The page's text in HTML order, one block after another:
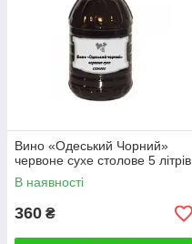
Вино «Одеський Чорний»
червоне сухе столове 5 літрів
В наявності
360 ₴